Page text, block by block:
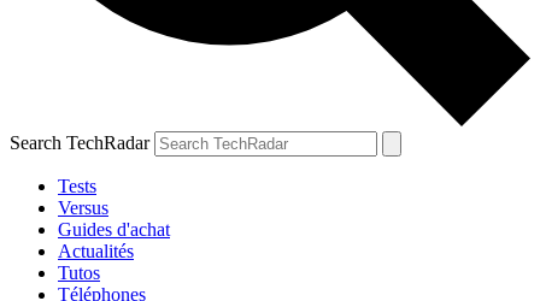
Search TechRadar
Tests
Versus
Guides d'achat
Actualités
Tutos
Téléphones